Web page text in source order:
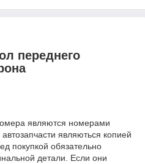
переднего
являются номерами
являються копией
покупкой обязательно
детали. Если они